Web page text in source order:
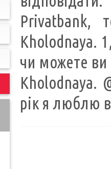
Privatbank,
Kholodnaya.
чи можете ви
Kholodnaya.
рік я люблю